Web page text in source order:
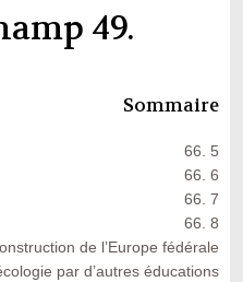
49.
Sommaire
66. 5
66. 6
66. 7
66. 8
de l’Europe fédérale
par d’autres éducations